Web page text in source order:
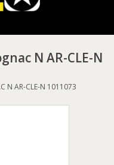
N AR-CLE-N
N AR-CLE-N 1011073